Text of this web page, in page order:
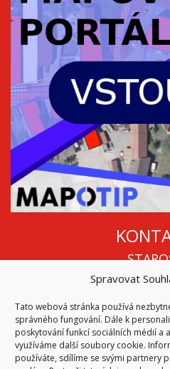
Spravovat
Tato webová stránka používá
správného fungování. Dále k
poskytování funkcí sociálních médií a
využíváme další soubory cookie.
používáte, sdílíme se svými partnery
Mgr.
ÚŘEDNÍ
Po, St: